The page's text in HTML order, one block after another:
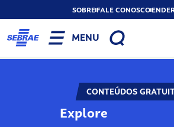
SOBREFALE CONOSCO
MENU
CONTEÚDOS
Explore